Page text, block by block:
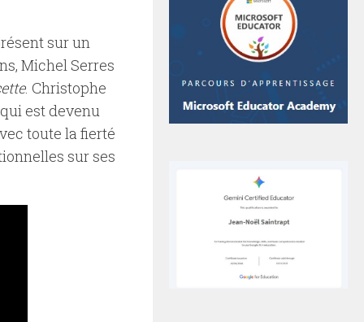
sur un
Michel Serres
. Christophe
est devenu
toute la fierté
sur ses